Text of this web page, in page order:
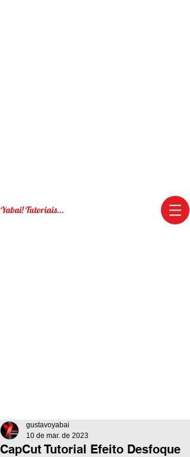
Yabai! Tutoriais...
CapCut Tutorial Efeito Desfoque
gustavoyabai
10 de mar. de 2023